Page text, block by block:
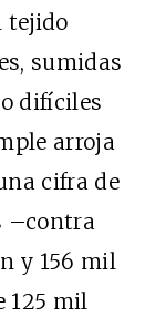
tejido
sumidas
difíciles
arroja
cifra de
–contra
y 156 mil
125 mil